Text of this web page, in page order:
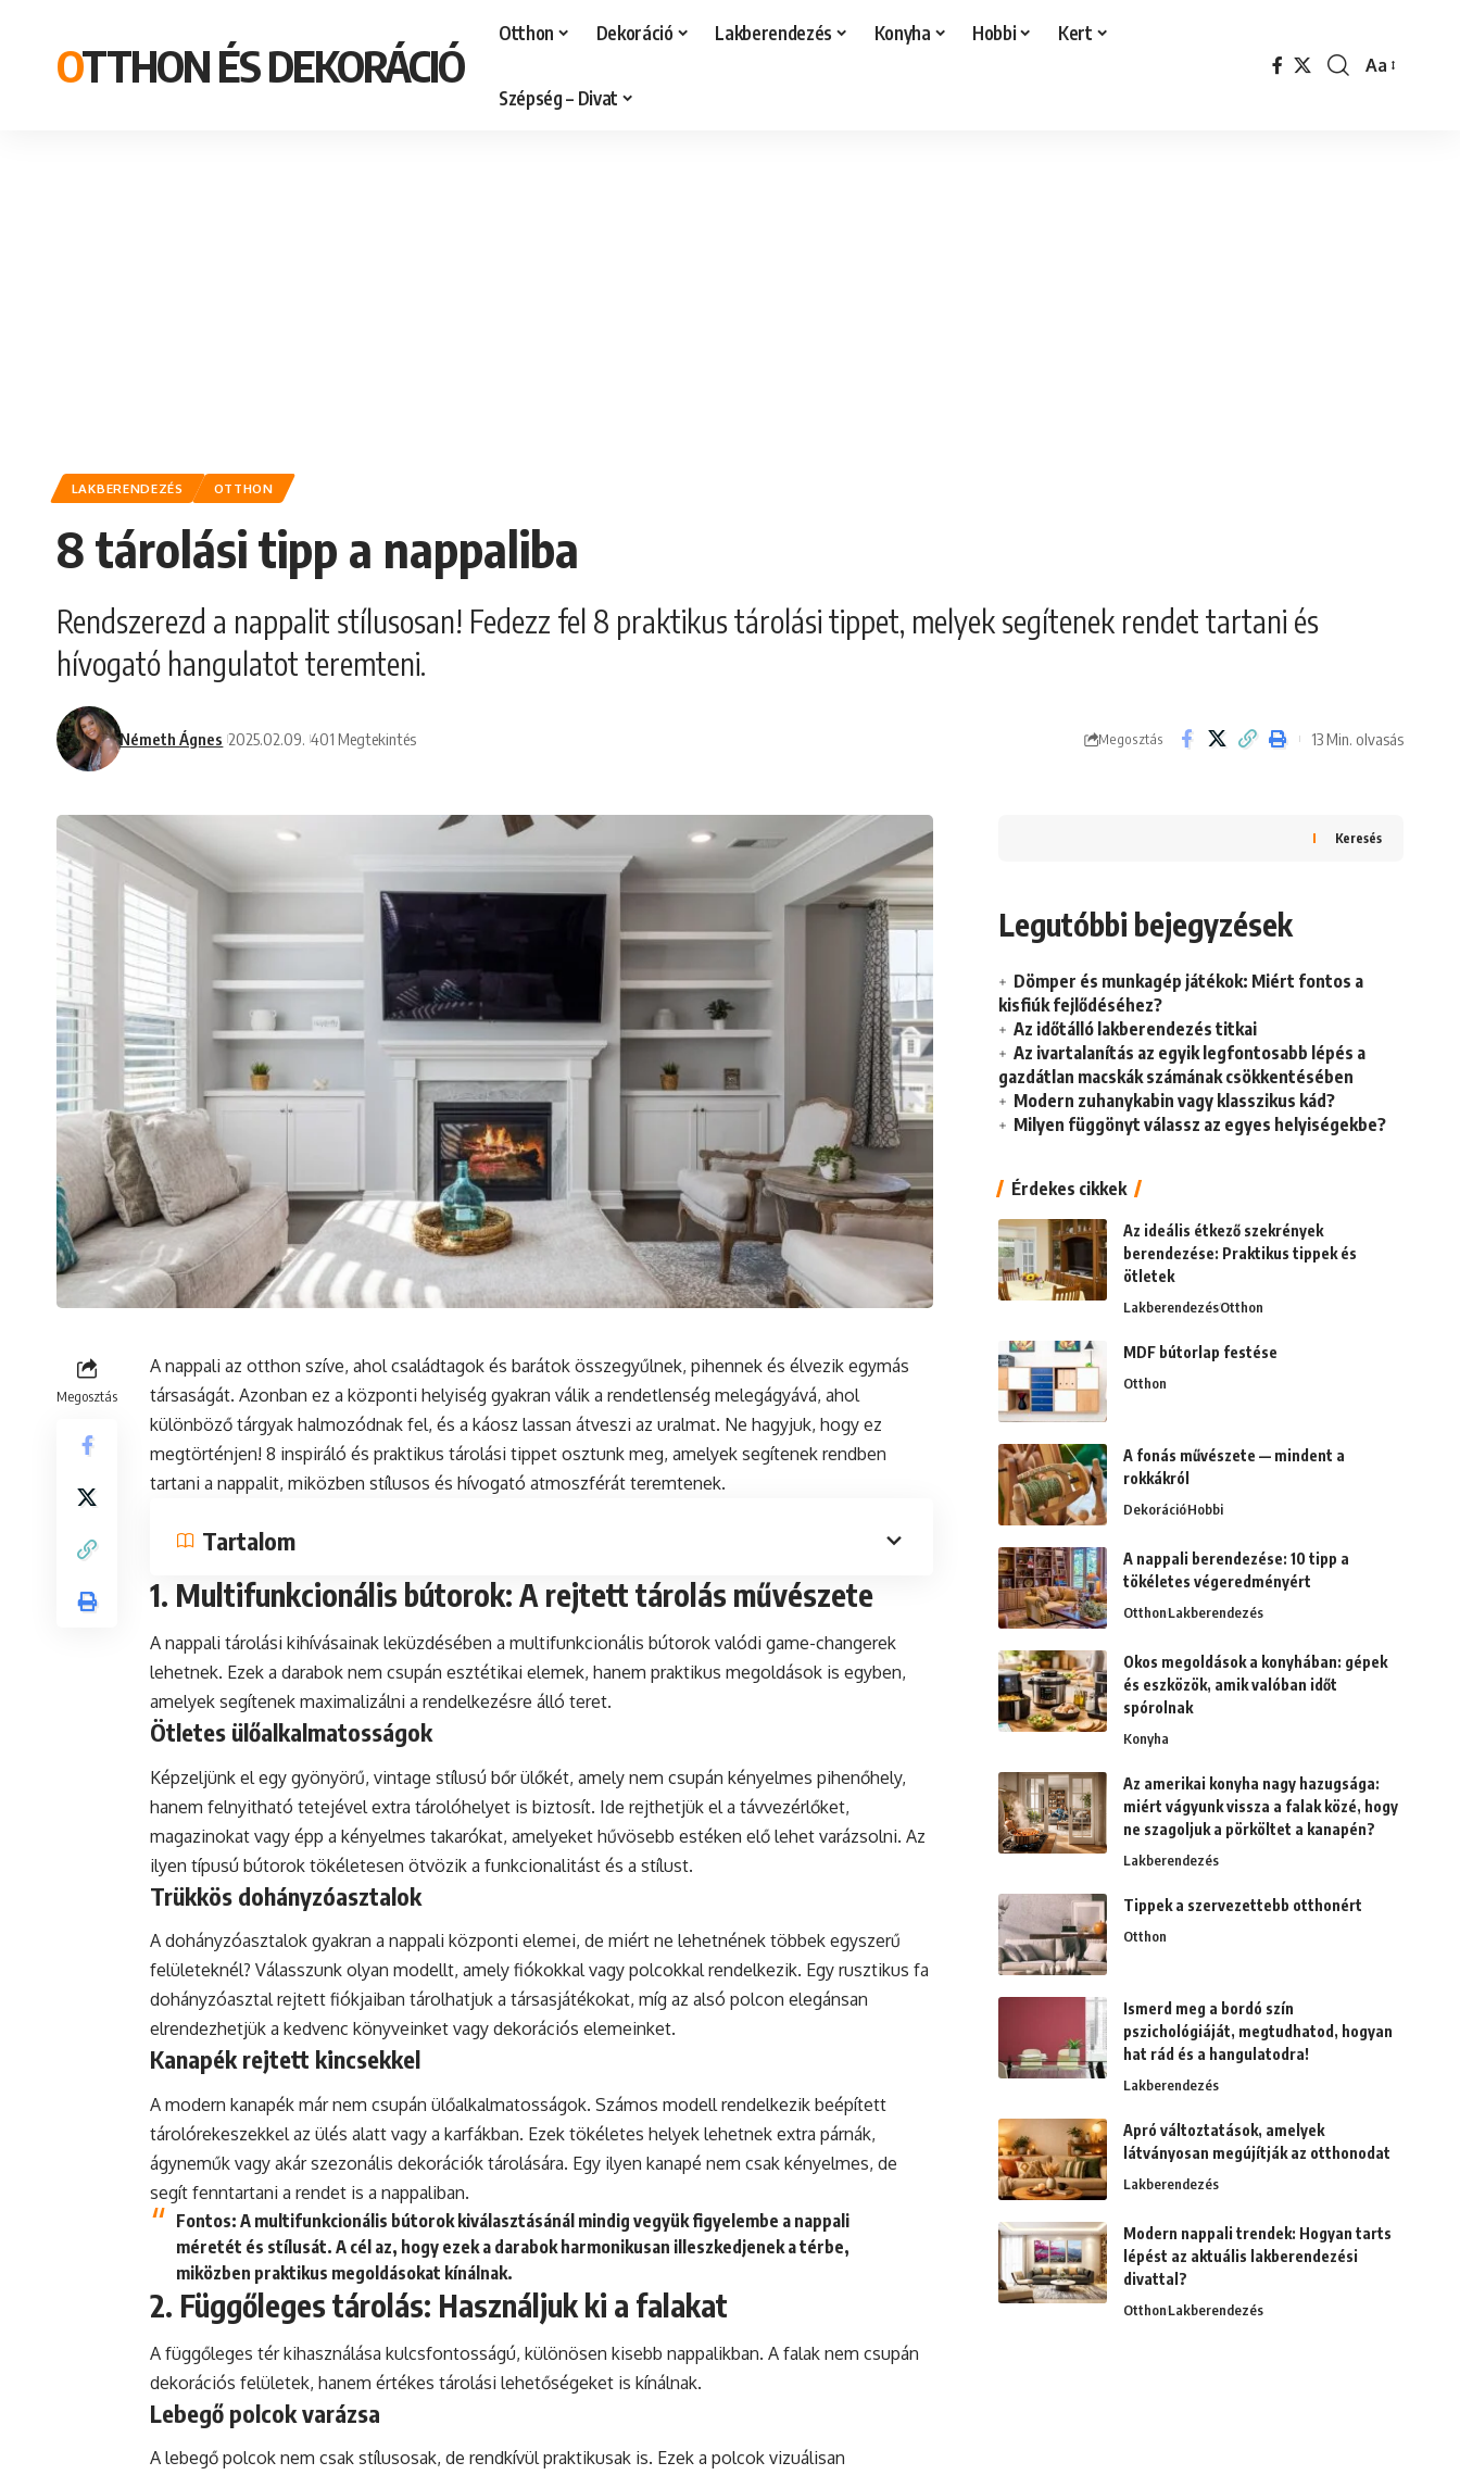
OTTHON ÉS DEKORÁCIÓ
Otthon Dekoráció Lakberendezés Konyha Hobbi Kert
Szépség – Divat
Font
Aa
LAKBERENDEZÉS OTTHON
8 tárolási tipp a nappaliba
Rendszerezd a nappalit stílusosan! Fedezz fel 8 praktikus tárolási tippet, melyek segítenek rendet tartani és
hívogató hangulatot teremteni.
Németh Ágnes 2025.02.09. 401 Megtekintés Megosztás 13 Min. olvasás
Megosztás
A nappali az otthon szíve, ahol családtagok és barátok összegyűlnek, pihennek és élvezik egymás
társaságát. Azonban ez a központi helyiség gyakran válik a rendetlenség melegágyává, ahol
különböző tárgyak halmozódnak fel, és a káosz lassan átveszi az uralmat. Ne hagyjuk, hogy ez
megtörténjen! 8 inspiráló és praktikus tárolási tippet osztunk meg, amelyek segítenek rendben
tartani a nappalit, miközben stílusos és hívogató atmoszférát teremtenek.
Tartalom
1. Multifunkcionális bútorok: A rejtett tárolás művészete
A nappali tárolási kihívásainak leküzdésében a multifunkcionális bútorok valódi game-changerek
lehetnek. Ezek a darabok nem csupán esztétikai elemek, hanem praktikus megoldások is egyben,
amelyek segítenek maximalizálni a rendelkezésre álló teret.
Ötletes ülőalkalmatosságok
Képzeljünk el egy gyönyörű, vintage stílusú bőr ülőkét, amely nem csupán kényelmes pihenőhely,
hanem felnyitható tetejével extra tárolóhelyet is biztosít. Ide rejthetjük el a távvezérlőket,
magazinokat vagy épp a kényelmes takarókat, amelyeket hűvösebb estéken elő lehet varázsolni. Az
ilyen típusú bútorok tökéletesen ötvözik a funkcionalitást és a stílust.
Trükkös dohányzóasztalok
A dohányzóasztalok gyakran a nappali központi elemei, de miért ne lehetnének többek egyszerű
felületeknél? Válasszunk olyan modellt, amely fiókokkal vagy polcokkal rendelkezik. Egy rusztikus fa
dohányzóasztal rejtett fiókjaiban tárolhatjuk a társasjátékokat, míg az alsó polcon elegánsan
elrendezhetjük a kedvenc könyveinket vagy dekorációs elemeinket.
Kanapék rejtett kincsekkel
A modern kanapék már nem csupán ülőalkalmatosságok. Számos modell rendelkezik beépített
tárolórekeszekkel az ülés alatt vagy a karfákban. Ezek tökéletes helyek lehetnek extra párnák,
ágyneműk vagy akár szezonális dekorációk tárolására. Egy ilyen kanapé nem csak kényelmes, de
segít fenntartani a rendet is a nappaliban.
Fontos: A multifunkcionális bútorok kiválasztásánál mindig vegyük figyelembe a nappali
méretét és stílusát. A cél az, hogy ezek a darabok harmonikusan illeszkedjenek a térbe,
miközben praktikus megoldásokat kínálnak.
2. Függőleges tárolás: Használjuk ki a falakat
A függőleges tér kihasználása kulcsfontosságú, különösen kisebb nappalikban. A falak nem csupán
dekorációs felületek, hanem értékes tárolási lehetőségeket is kínálnak.
Lebegő polcok varázsa
A lebegő polcok nem csak stílusosak, de rendkívül praktikusak is. Ezek a polcok vizuálisan
Keresés
Legutóbbi bejegyzések
Dömper és munkagép játékok: Miért fontos a
kisfiúk fejlődéséhez?
Az időtálló lakberendezés titkai
Az ivartalanítás az egyik legfontosabb lépés a
gazdátlan macskák számának csökkentésében
Modern zuhanykabin vagy klasszikus kád?
Milyen függönyt válassz az egyes helyiségekbe?
Érdekes cikkek
Az ideális étkező szekrények
berendezése: Praktikus tippek és
ötletek
LakberendezésOtthon
MDF bútorlap festése
Otthon
A fonás művészete — mindent a
rokkákról
DekorációHobbi
A nappali berendezése: 10 tipp a
tökéletes végeredményért
OtthonLakberendezés
Okos megoldások a konyhában: gépek
és eszközök, amik valóban időt
spórolnak
Konyha
Az amerikai konyha nagy hazugsága:
miért vágyunk vissza a falak közé, hogy
ne szagoljuk a pörköltet a kanapén?
Lakberendezés
Tippek a szervezettebb otthonért
Otthon
Ismerd meg a bordó szín
pszichológiáját, megtudhatod, hogyan
hat rád és a hangulatodra!
Lakberendezés
Apró változtatások, amelyek
látványosan megújítják az otthonodat
Lakberendezés
Modern nappali trendek: Hogyan tarts
lépést az aktuális lakberendezési
divattal?
OtthonLakberendezés